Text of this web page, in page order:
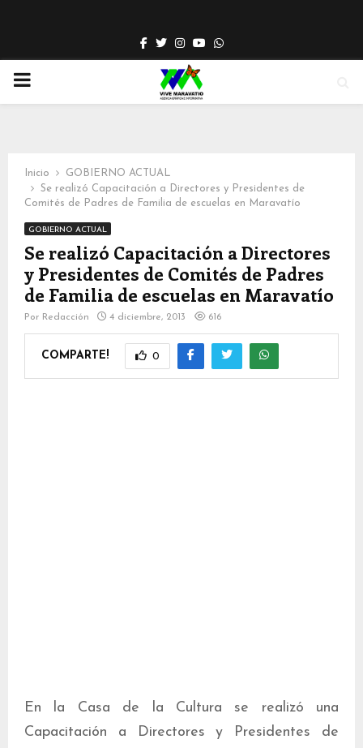
Facebook
TwitterInstagram
YoutubeWhatsapp
PRIMARY
Inicio
GOBIERNO ACTUAL
Se realizó Capacitación a Directores y Presidentes de
Comités de Padres de Familia de escuelas en Maravatío
GOBIERNO ACTUAL
Se realizó Capacitación a Directores
y Presidentes de Comités de Padres
de Familia de escuelas en Maravatío
Por Redacción 4 diciembre, 2013 616
COMPARTE! 0
En la Casa de la Cultura se realizó una
Capacitación a Directores y Presidentes de